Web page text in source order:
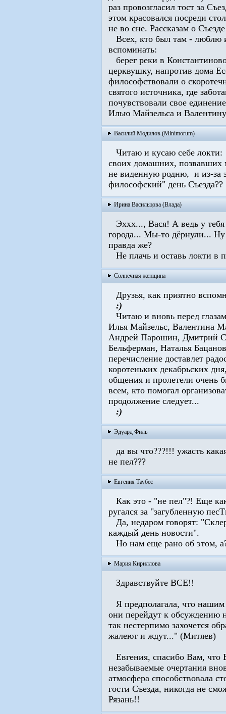
раз провозгласил тост за
этом красовался посреди
не во сне. Рассказам о
Всех, кто был там - люблю
вспоминать:
берег реки в
церквушку, напротив дома
философствовали о
святого источника, где
почувствовали свое
Илью Майзельса и
Василий Модилов (Minimorum)
Читаю и кусаю себе локти:
своих домашних, позвавших
не виденную родню, и из-за
филосо­фский"­ день
Ирина Васильцова (Влада)
Эххх..., Вася! А ведь у тебя
города... Мы-то дёрнули... Ну
правда же?
Не плачь и оставь локти в
Солнечная женщина
Друзья, как приятно
:)
Читаю и вновь перед
Илья Майзельс, Валентина
Андрей Парошин, Дмитрий
Бельферман, Наталья
перечисление доставлет
коротеньких декабрьских
общения и пролетели очень
всем, кто помогал
продолжение следует...
:)
Эдуард Филь
да вы что???!!! ужасть
не пел???
Евгения Таубес
Как это - "не пел"?! Еще
ругался за "загубленную
Да, недаром говорят:
каждый день новости".
Но нам еще рано об этом,
Мария Кириллова
Здравствуйте ВСЕ!!
Я предполагала, что нашим
они перейдут к обсуждению
так нестерпимо захочется
жалеют и ждут..." (Митяев)
Евгения, спасибо Вам, что
незабываемые очертания
атмосфера способствовала
гости Съезда, никогда не
Рязань!!